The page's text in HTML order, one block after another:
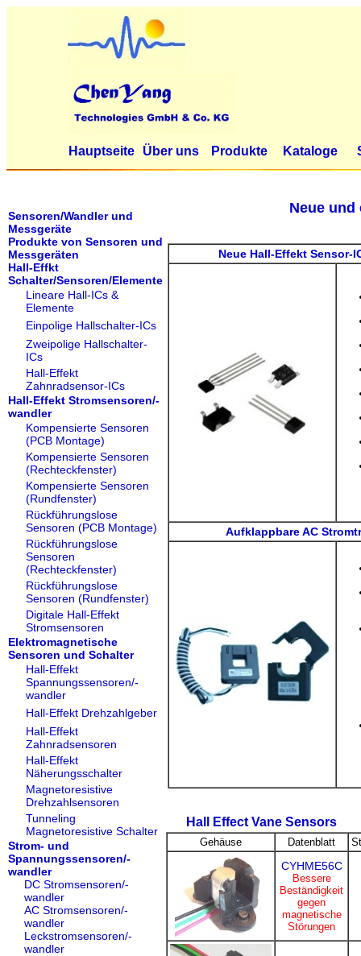
Hauptseite Über uns Produkte Kataloge
Sensoren/Wandler und
Messgeräte
Produkte von Sensoren und
Messgeräten
Hall-Effkt
Schalter/Sensoren/Elemente
Lineare Hall-ICs &
Elemente
Einpolige Hallschalter-ICs
Zweipolige Hallschalter-
ICs
Hall-Effekt
Zahnradsensor-ICs
Hall-Effekt Stromsensoren/-
wandler
Kompensierte Sensoren
(PCB Montage)
Kompensierte Sensoren
(Rechteckfenster)
Kompensierte Sensoren
(Rundfenster)
Rückführungslose
Sensoren (PCB Montage)
Rückführungslose
Sensoren
(Rechteckfenster)
Rückführungslose
Sensoren (Rundfenster)
Digitale Hall-Effekt
Stromsensoren
Elektromagnetische
Sensoren und Schalter
Hall-Effekt
Spannungssensoren/-
wandler
Hall-Effekt Drehzahlgeber
Hall-Effekt
Zahnradsensoren
Hall-Effekt
Näherungsschalter
Magnetoresistive
Drehzahlsensoren
Tunneling
Magnetoresistive Schalter
Strom- und
Spannungssensoren/-
wandler
DC Stromsensoren/-
wandler
AC Stromsensoren/-
wandler
Leckstromsensoren/-
wandler
Neue
Neue Hall-Effekt Sensor-
Aufklappbare AC
Hall Effect Vane Sensors
Gehäuse Datenblatt
CYHME56C
Bessere
Beständigkeit
gegen
magnetische
Störungen